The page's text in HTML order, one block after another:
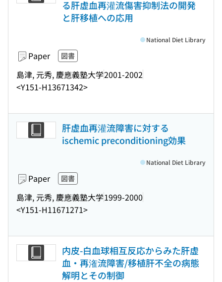
る肝虚血再灌流傷害抑制法の開発
と肝移植への応用
Paper 図書
島津, 元秀, 慶應義塾大学2001-2002
<Y151-H13671342>
National Diet Library
肝虚血再灌流障害に対する
ischemic preconditioning効果
Paper 図書
島津, 元秀, 慶應義塾大学1999-2000
<Y151-H11671271>
National Diet Library
内皮-白血球相互反応からみた肝虚
血・再潅流障害/移植肝不全の病態
解明とその制御